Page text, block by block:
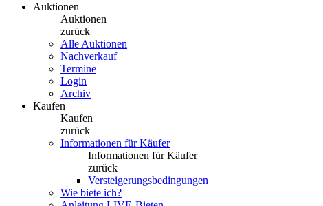
Auktionen
Auktionen
zurück
Alle Auktionen
Nachverkauf
Termine
Login
Archiv
Kaufen
Kaufen
zurück
Informationen für Käufer
Informationen für Käufer
zurück
Versteigerungsbedingungen
Wie biete ich?